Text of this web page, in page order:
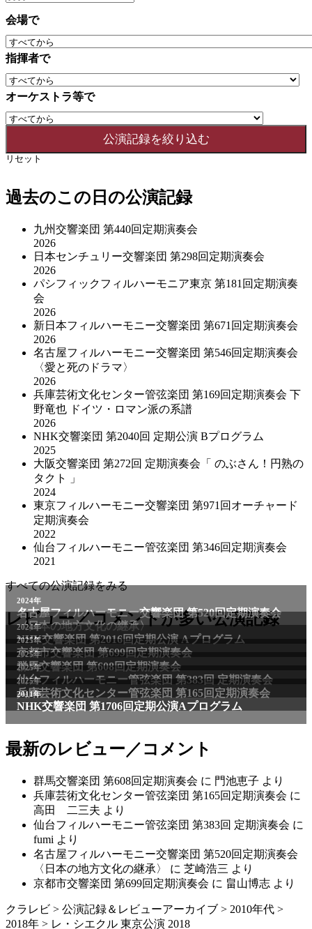
会場で
指揮者で
オーケストラ等で
リセット
過去のこの日の公演記録
九州交響楽団 第440回定期演奏会
2026
日本センチュリー交響楽団 第298回定期演奏会
2026
パシフィックフィルハーモニア東京 第181回定期演奏
会
2026
新日本フィルハーモニー交響楽団 第671回定期演奏会
2026
名古屋フィルハーモニー交響楽団 第546回定期演奏会
〈愛と死のドラマ〉
2026
兵庫芸術文化センター管弦楽団 第169回定期演奏会 下
野竜也 ドイツ・ロマン派の系譜
2026
NHK交響楽団 第2040回 定期公演 Bプログラム
2025
大阪交響楽団 第272回 定期演奏会「 のぶさん！円熟の
タクト 」
2024
東京フィルハーモニー交響楽団 第971回オーチャード
定期演奏会
2022
仙台フィルハーモニー管弦楽団 第346回定期演奏会
2021
すべての公演記録をみる
レビュー／コメントが多い公演記録
2024年
名古屋フィルハーモニー交響楽団 第520回定期演奏会
〈日本の地方文化の継承〉
2024年
NHK交響楽団 第2016回定期公演 Aプログラム
2025年
京都市交響楽団 第699回定期演奏会
2025年
群馬交響楽団 第608回定期演奏会
2025年
仙台フィルハーモニー管弦楽団 第383回 定期演奏会
2025年
兵庫芸術文化センター管弦楽団 第165回定期演奏会
2011年
NHK交響楽団 第1706回定期公演Aプログラム
最新のレビュー／コメント
群馬交響楽団 第608回定期演奏会 に 門池恵子 より
兵庫芸術文化センター管弦楽団 第165回定期演奏会 に
高田 二三夫 より
仙台フィルハーモニー管弦楽団 第383回 定期演奏会 に
fumi より
名古屋フィルハーモニー交響楽団 第520回定期演奏会
〈日本の地方文化の継承〉
に 芝崎浩三 より
京都市交響楽団 第699回定期演奏会 に 畠山博志 より
クラレビ > 公演記録＆レビューアーカイブ > 2010年代 >
2018年 > レ・シエクル 東京公演 2018